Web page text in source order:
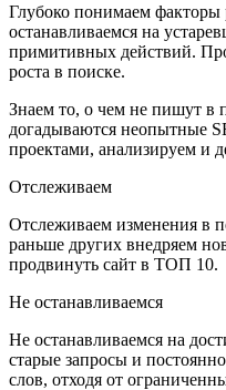
Глубоко понимаем
останавливаемся на
примитивных действий.
роста в поиске.
Знаем то, о чем не пишут в
догадываются неопытные
проектами, анализируем и
Отслеживаем
Отслеживаем изменения в
раньше других внедряем
продвинуть сайт в ТОП 10.
Не останавливаемся
Не останавливаемся на
старые запросы и
слов, отходя от